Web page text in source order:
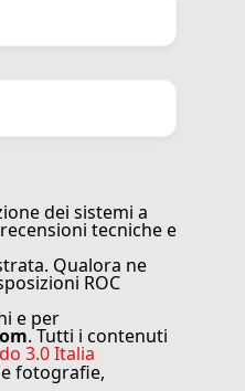
dei sistemi a
tecniche e
Qualora ne
ROC
e per
. Tutti i contenuti
3.0 Italia
fotografie,